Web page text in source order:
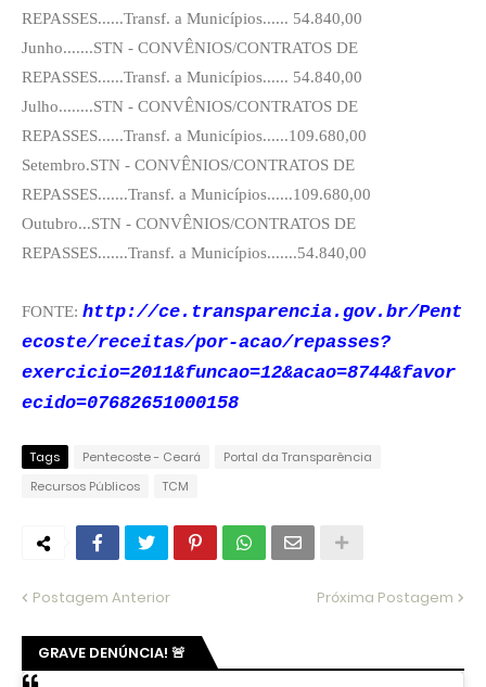
REPASSES......Transf. a Municípios...... 54.840,00
Junho.......STN - CONVÊNIOS/CONTRATOS DE
REPASSES......Transf. a Municípios...... 54.840,00
Julho........STN - CONVÊNIOS/CONTRATOS DE
REPASSES......Transf. a Municípios......109.680,00
Setembro.STN - CONVÊNIOS/CONTRATOS DE
REPASSES.......Transf. a Municípios......109.680,00
Outubro...STN - CONVÊNIOS/CONTRATOS DE
REPASSES.......Transf. a Municípios.......54.840,00
FONTE: http://ce.transparencia.gov.br/Pent
ecoste/receitas/por-acao/repasses?
exercicio=2011&funcao=12&acao=8744&favor
ecido=07682651000158
Tags Pentecoste - Ceará
Portal da Transparência
Recursos Públicos
TCM
Postagem Anterior Próxima Postagem
GRAVE DENÚNCIA! 🚨